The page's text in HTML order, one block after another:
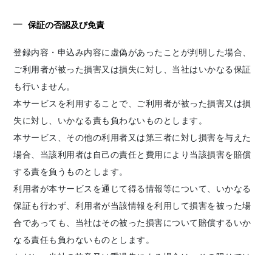
保証の否認及び免責
登録内容・申込み内容に虚偽があったことが判明した場合、
ご利用者が被った損害又は損失に対し、当社はいかなる保証
も行いません。
本サービスを利用することで、ご利用者が被った損害又は損
失に対し、いかなる責も負わないものとします。
本サービス、その他の利用者又は第三者に対し損害を与えた
場合、当該利用者は自己の責任と費用により当該損害を賠償
する責を負うものとします。
利用者が本サービスを通じて得る情報等について、いかなる
保証も行わず、利用者が当該情報を利用して損害を被った場
合であっても、当社はその被った損害について賠償するいか
なる責任も負わないものとします。